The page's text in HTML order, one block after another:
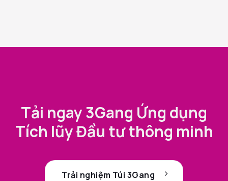
Tải ngay 3Gang Ứng dụng
Tích lũy Đầu tư thông minh
Trải nghiệm Túi 3Gang